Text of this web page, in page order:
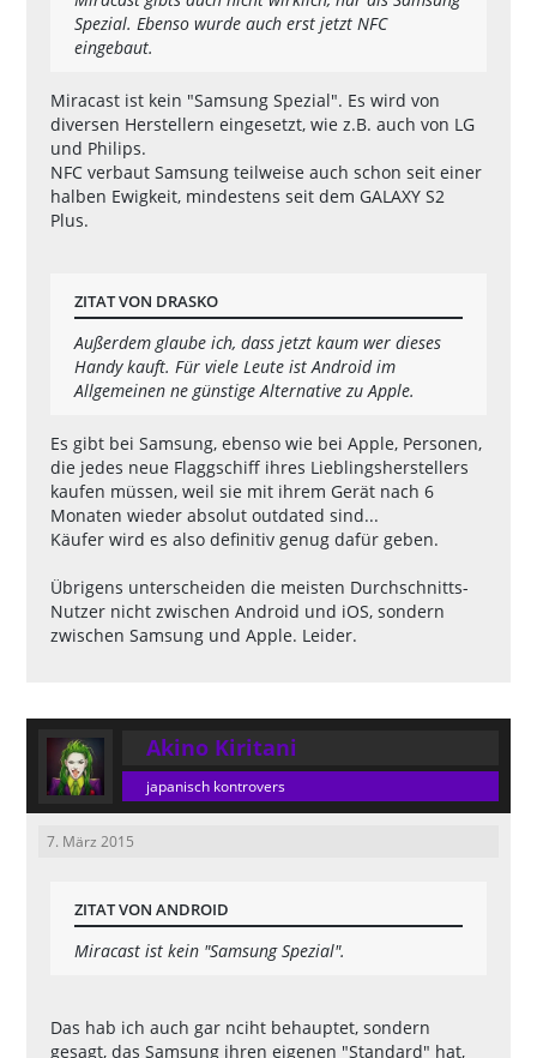
Spezial. Ebenso wurde auch erst jetzt NFC
eingebaut.
Miracast ist kein "Samsung Spezial". Es wird von
diversen Herstellern eingesetzt, wie z.B. auch von LG
und Philips.
NFC verbaut Samsung teilweise auch schon seit einer
halben Ewigkeit, mindestens seit dem GALAXY S2
Plus.
ZITAT VON DRASKO
Außerdem glaube ich, dass jetzt kaum wer dieses
Handy kauft. Für viele Leute ist Android im
Allgemeinen ne günstige Alternative zu Apple.
Es gibt bei Samsung, ebenso wie bei Apple, Personen,
die jedes neue Flaggschiff ihres Lieblingsherstellers
kaufen müssen, weil sie mit ihrem Gerät nach 6
Monaten wieder absolut outdated sind...
Käufer wird es also definitiv genug dafür geben.
Übrigens unterscheiden die meisten Durchschnitts-
Nutzer nicht zwischen Android und iOS, sondern
zwischen Samsung und Apple. Leider.
Akino Kiritani
japanisch kontrovers
7. März 2015
ZITAT VON ANDROID
Miracast ist kein "Samsung Spezial".
Das hab ich auch gar nciht behauptet, sondern
gesagt, das Samsung ihren eigenen "Standard" hat,